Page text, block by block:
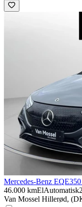
Mercedes-Benz EQE
46.000 kmElAutomatisk
Van Mossel Hillerød,